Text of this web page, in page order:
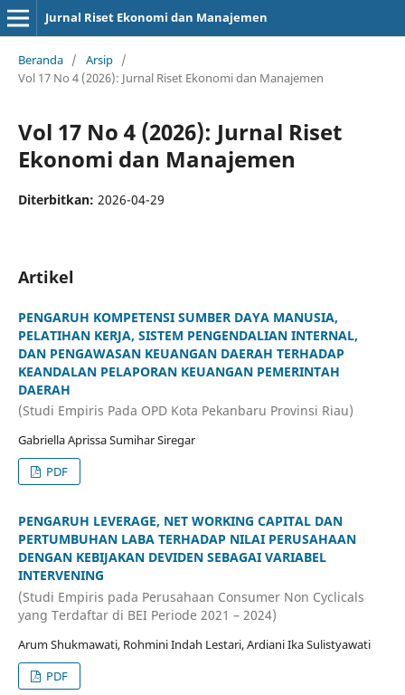
Jurnal Riset Ekonomi dan Manajemen
Beranda / Arsip /
Vol 17 No 4 (2026): Jurnal Riset Ekonomi dan Manajemen
Vol 17 No 4 (2026): Jurnal Riset
Ekonomi dan Manajemen
Diterbitkan: 2026-04-29
Artikel
PENGARUH KOMPETENSI SUMBER DAYA MANUSIA,
PELATIHAN KERJA, SISTEM PENGENDALIAN INTERNAL,
DAN PENGAWASAN KEUANGAN DAERAH TERHADAP
KEANDALAN PELAPORAN KEUANGAN PEMERINTAH
DAERAH
(Studi Empiris Pada OPD Kota Pekanbaru Provinsi Riau)
Gabriella Aprissa Sumihar Siregar
PDF
PENGARUH LEVERAGE, NET WORKING CAPITAL DAN
PERTUMBUHAN LABA TERHADAP NILAI PERUSAHAAN
DENGAN KEBIJAKAN DEVIDEN SEBAGAI VARIABEL
INTERVENING
(Studi Empiris pada Perusahaan Consumer Non Cyclicals
yang Terdaftar di BEI Periode 2021 – 2024)
Arum Shukmawati, Rohmini Indah Lestari, Ardiani Ika Sulistyawati
PDF